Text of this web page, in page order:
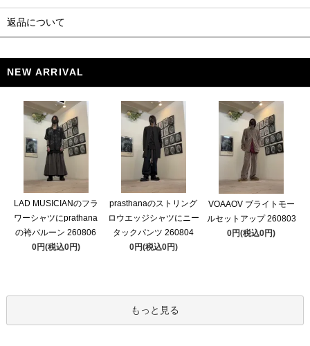
返品について
NEW ARRIVAL
LAD MUSICIANのフラ
ワーシャツにprathana
の袴バルーン 260806
0円(税込0円)
prasthanaのストリング
ロウエッジシャツにニー
タックパンツ 260804
0円(税込0円)
VOAAOV ブライトモー
ルセットアップ 260803
0円(税込0円)
もっと見る